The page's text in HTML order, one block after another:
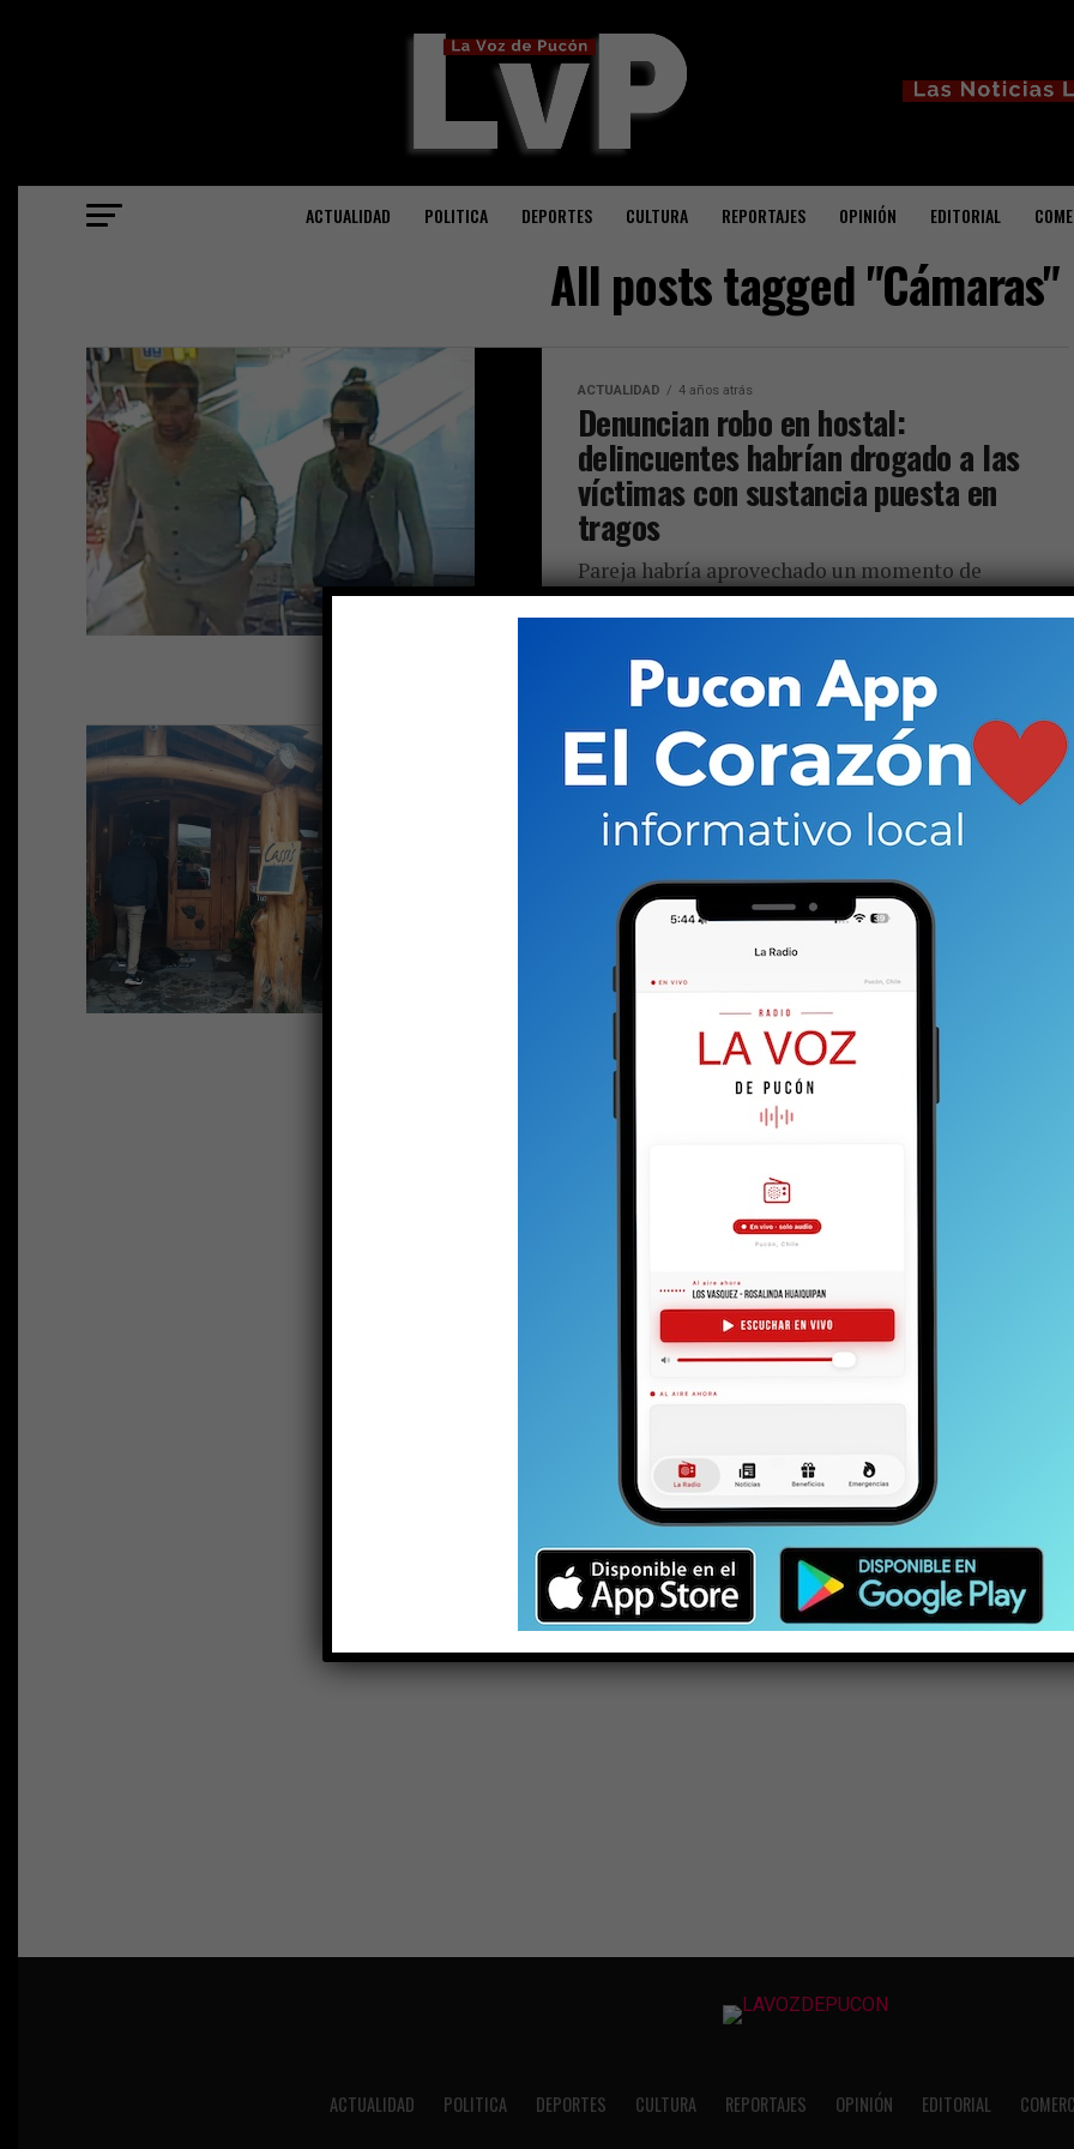
ACTUALIDAD POLITICA DEPORTES CULTURA REPORTAJES OPINIÓN EDITORIAL
All posts tagged "Cámaras"
ACTUALIDAD 4 años atrás
Denuncian robo en hostal:
delincuentes habrían drogado a las
víctimas con sustancia puesta en
tragos
Pareja habría aprovechado un momento de
distensión para introducir elementos químicos y
sustracción de sus pertenencias. Fiscalía encargó
peritajes de...
ACTUALIDAD 8 años atrás
Formalizan cargos a ex cajera del
Cassis por sacar dinero del local
La joven fue imputada por hurto simple agravado.
Hay imágenes de video que apuntarían a la
llamaron la atención de los...
ACTUALIDAD POLITICA DEPORTES CULTURA REPORTAJES OPINIÓN EDITORIAL